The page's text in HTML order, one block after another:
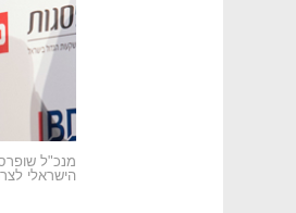
מנכ"ל
הישראלי